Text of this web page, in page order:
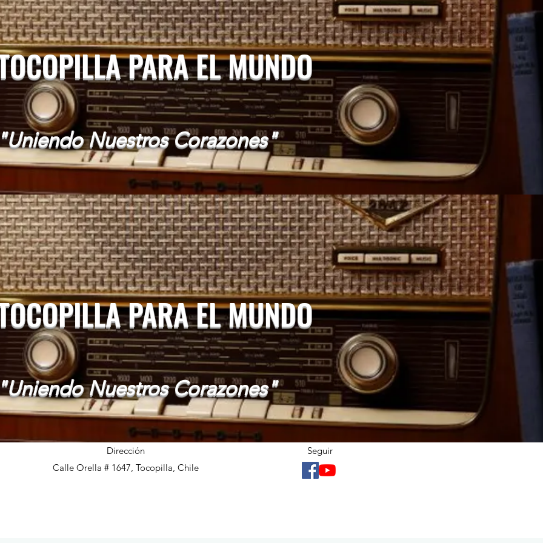
PARA EL MUNDO
Nuestros Corazones"
PARA EL MUNDO
Nuestros Corazones"
Dirección
Calle Orella # 1647, Tocopilla, Chile
Seguir